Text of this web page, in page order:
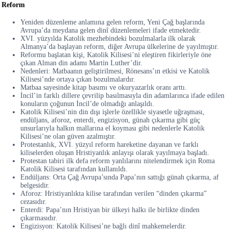
Reform
Yeniden düzenleme anlamına gelen reform, Yeni Çağ başlarında
Avrupa’da meydana gelen dinî düzenlemeleri ifade etmektedir.
XVI. yüzyılda Katolik mezhebindeki bozulmalarla ilk olarak
Almanya’da başlayan reform, diğer Avrupa ülkelerine de yayılmıştır.
Reformu başlatan kişi, Katolik Kilisesi’ni eleştiren fikirleriyle öne
çıkan Alman din adamı Martin Luther’dir.
Nedenleri: Matbaanın geliştirilmesi, Rönesans’ın etkisi ve Katolik
Kilisesi’nde ortaya çıkan bozulmalardır.
Matbaa sayesinde kitap basımı ve okuryazarlık oranı arttı.
İncil’in farklı dillere çevrilip basılmasıyla din adamlarınca ifade edilen
konuların çoğunun İncil’de olmadığı anlaşıldı.
Katolik Kilisesi’nin din dışı işlerle özellikle siyasetle uğraşması,
endüljans, aforoz, enterdi, engizisyon, günah çıkarma gibi güç
unsurlarıyla halkın mallarına el koyması gibi nedenlerle Katolik
Kilisesi’ne olan güven azalmıştır.
Protestanlık, XVI. yüzyıl reform hareketine dayanan ve farklı
kiliselerden oluşan Hristiyanlık anlayışı olarak yayılmaya başladı.
Protestan tabiri ilk defa reform yanlılarını nitelendirmek için Roma
Katolik Kilisesi tarafından kullanıldı.
Endüljans: Orta Çağ Avrupa’sında Papa’nın sattığı günah çıkarma, af
belgesidir.
Aforoz: Hristiyanlıkta kilise tarafından verilen “dinden çıkarma”
cezasıdır.
Enterdi: Papa’nın Hristiyan bir ülkeyi halkı ile birlikte dinden
çıkarmasıdır.
Engizisyon: Katolik Kilisesi’ne bağlı dinî mahkemelerdir.